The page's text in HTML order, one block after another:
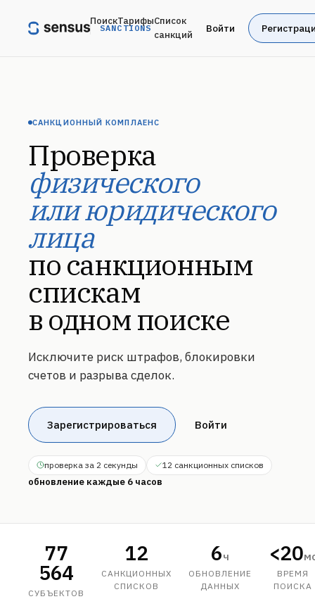
SANCTIONS
ПоискТарифыСписок
санкций
Войти
САНКЦИОННЫЙ КОМПЛАЕНС
Проверка
физического
или юридического
лица
по санкционным
спискам
в одном поиске
Исключите риск штрафов, блокировки
счетов и разрыва сделок.
Зарегистрироваться Войти
проверка за 2 секунды 12 санкционных списков
обновление каждые 6 часов
77
564
СУБЪЕКТОВ
12
САНКЦИОННЫХ
СПИСКОВ
6ч
ОБНОВЛЕНИЕ
ДАННЫХ
<20
ВРЕМЯ
ПОИСКА